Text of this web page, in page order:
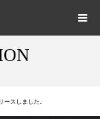
スしました。